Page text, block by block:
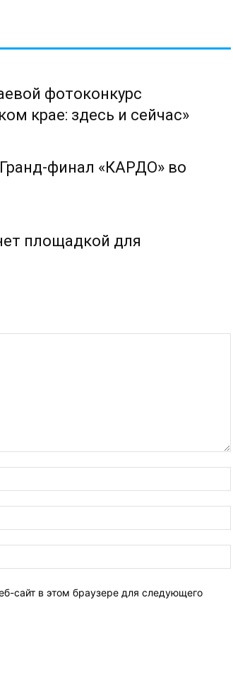
фотоконкурс
крае: здесь и сейчас»
финал «КАРДО» во
площадкой для
сайт в этом браузере для следующего